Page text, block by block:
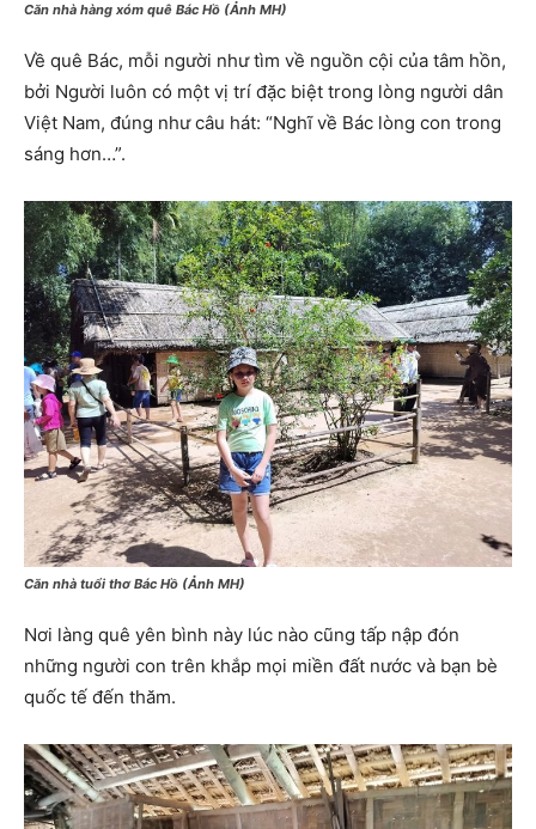
Căn nhà hàng xóm quê Bác Hồ (Ảnh MH)
Về quê Bác, mỗi người như tìm về nguồn cội của tâm hồn,
bởi Người luôn có một vị trí đặc biệt trong lòng người dân
Việt Nam, đúng như câu hát: “Nghĩ về Bác lòng con trong
sáng hơn…”.
Căn nhà tuổi thơ Bác Hồ (Ảnh MH)
Nơi làng quê yên bình này lúc nào cũng tấp nập đón
những người con trên khắp mọi miền đất nước và bạn bè
quốc tế đến thăm.